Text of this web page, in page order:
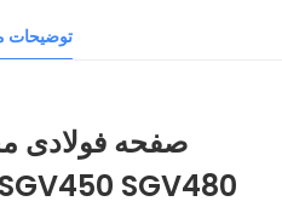
صفحه فولادی
SGV480